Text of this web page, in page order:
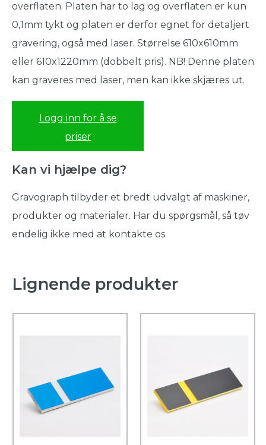
overflaten. Platen har to lag og overflaten er kun
0,1mm tykt og platen er derfor egnet for detaljert
gravering, også med laser. Størrelse 610x610mm
eller 610x1220mm (dobbelt pris). NB! Denne platen
kan graveres med laser, men kan ikke skjæres ut.
Logg inn for å se
priser
Kan vi hjælpe dig?
Gravograph tilbyder et bredt udvalgt af maskiner,
produkter og materialer. Har du spørgsmål, så tøv
endelig ikke med at kontakte os.
Lignende produkter